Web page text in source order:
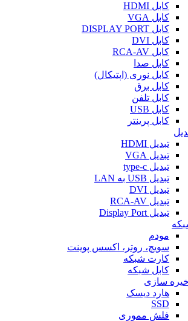
کابل HDMI
کابل VGA
کابل DISPLAY PORT
کابل DVI
کابل RCA-AV
کابل صدا
کابل نوری (اپتیکال)
کابل برق
کابل تلفن
کابل USB
کابل پرینتر
تبدیل HDMI
تبدیل VGA
تبدیل type-c
تبدیل USB به LAN
تبدیل DVI
تبدیل RCA-AV
تبدیل Display Port
مودم
سویچ، روتر، اکسس پوینت
کارت شبکه
کابل شبکه
سازی
هارد دیسک
SSD
فلش مموری